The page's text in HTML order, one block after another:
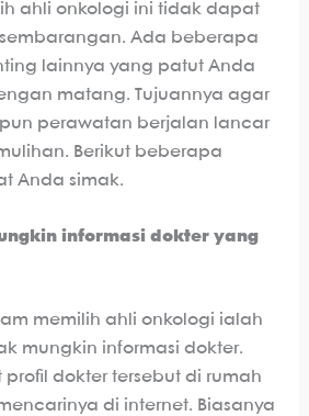
ahli onkologi ini tidak dapat
Ada beberapa
lainnya yang patut Anda
matang. Tujuannya agar
perawatan berjalan lancar
Berikut beberapa
Anda simak.
informasi dokter yang
memilih ahli onkologi ialah
mungkin informasi dokter.
dokter tersebut di rumah
di internet. Biasanya